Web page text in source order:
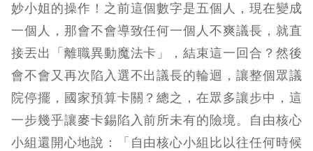
妙小姐的操作！之前這個數字是五個人，現在變成
一個人，那會不會導致任何一個人不爽議長，就直
接丟出「離職異動魔法卡」，結束這一回合？然後
會不會又再次陷入選不出議長的輪迴，讓整個眾議
院停擺，國家預算卡關？總之，在眾多讓步中，這
一步幾乎讓麥卡錫陷入前所未有的險境。自由核心
小組還開心地說：「自由核心小組比以往任何時候